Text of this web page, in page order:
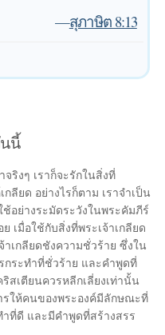
—สุภาษิต 8:13
นี้
จริงๆ เราก็จะรักในสิ่งที่
ลียด อย่างไรก็ตาม เราจำเป็น
อย่างระมัดระวังในพระคัมภีร์
เมื่อใช้กับสิ่งที่พระเจ้าเกลียด
าเกลียดชังความชั่วร้าย ซึ่งใน
กระทำที่ชั่วร้าย และคำพูดที่
สเตียนควรหลีกเลี่ยงเท่านั้น
รให้คนของพระองค์มีลักษณะที่
ที่ดี และมีคำพูดที่สร้างสรร